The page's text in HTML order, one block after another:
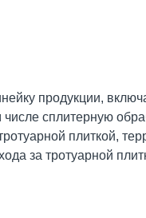
продукции,
сплитерную
плиткой,
за тротуарной